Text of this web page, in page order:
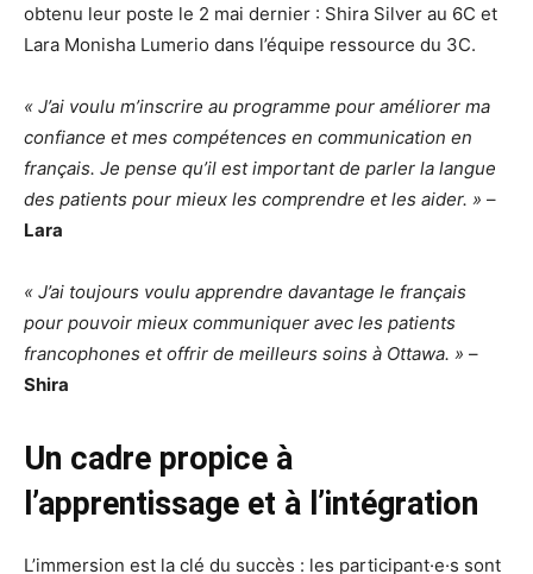
obtenu leur poste le 2 mai dernier : Shira Silver au 6C et
Lara Monisha Lumerio dans l’équipe ressource du 3C.
« J’ai voulu m’inscrire au programme pour améliorer ma
confiance et mes compétences en communication en
français. Je pense qu’il est important de parler la langue
des patients pour mieux les comprendre et les aider. » –
Lara
« J’ai toujours voulu apprendre davantage le français
pour pouvoir mieux communiquer avec les patients
francophones et offrir de meilleurs soins à Ottawa. » –
Shira
Un cadre propice à
l’apprentissage et à l’intégration
L’immersion est la clé du succès : les participant·e·s sont